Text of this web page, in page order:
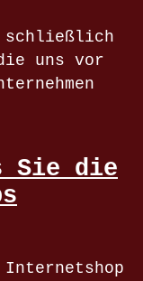
schließlich
uns vor
Sie die